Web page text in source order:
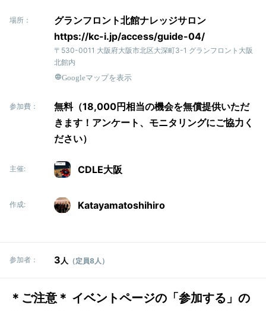
場所：
グランフロント北館ナレッジサロン
https://kc-i.jp/access/guide-04/
〒530-0011 大阪府大阪市北区大深町3-1 グランフロント大阪
北館内
Googleマップを表示
参加費：
無料（18,000円相当の機会を無償提供いただ
きます！アンケート、モニタリングにご協力く
ださい）
主催: CDLE大阪
作成: Katayamatoshihiro
参加者： 3人 （定員8人）
＊ご注意＊ イベントページの「参加する」の